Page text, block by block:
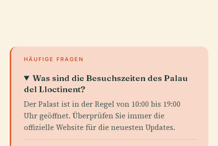
HÄUFIGE FRAGEN
Was sind die Besuchszeiten des Palau
del Lloctinent?
Der Palast ist in der Regel von 10:00 bis 19:00
Uhr geöffnet. Überprüfen Sie immer die
offizielle Website für die neuesten Updates.